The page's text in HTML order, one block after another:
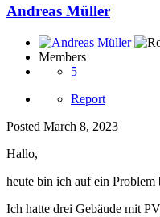
Andreas Müller
Members
5
Report
Posted March 8, 2023
Hallo,
heute bin ich auf ein Problem
Ich hatte drei Gebäude mit